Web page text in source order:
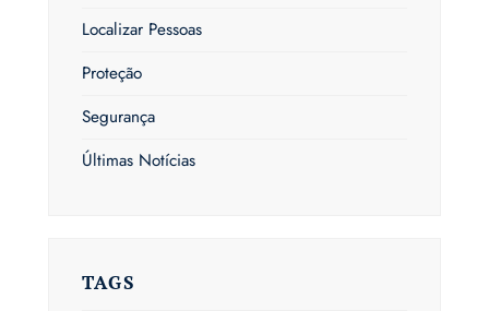
Localizar Pessoas
Proteção
Segurança
Últimas Notícias
TAGS